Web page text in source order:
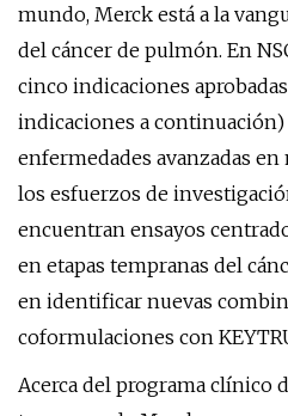
mundo, Merck está a la
del cáncer de pulmón. En
cinco indicaciones
indicaciones a continuación)
enfermedades avanzadas en
los esfuerzos de
encuentran ensayos
en etapas tempranas del
en identificar nuevas
coformulaciones con
Acerca del programa clínico